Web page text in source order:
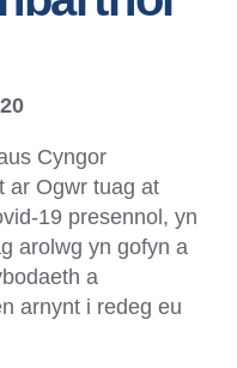
Cyngor
ar Ogwr tuag at
19 presennol, yn
arolwg yn gofyn a
a
arnynt i redeg eu